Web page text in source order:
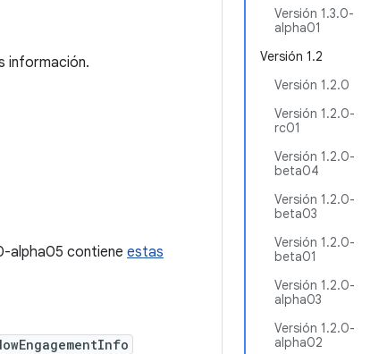
Versión 1.3.0-
alpha01
Versión 1.2
Versión 1.2.0
Versión 1.2.0-
rc01
Versión 1.2.0-
beta04
Versión 1.2.0-
beta03
Versión 1.2.0-
beta01
Versión 1.2.0-
alpha03
Versión 1.2.0-
alpha02
información.
alpha05 contiene estas